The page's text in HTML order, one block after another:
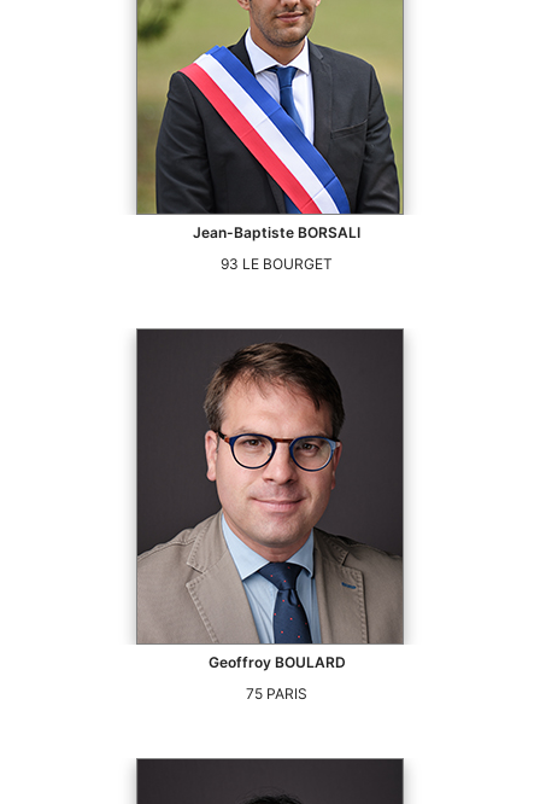
Jean-Baptiste BORSALI
93 LE BOURGET
Geoffroy BOULARD
75 PARIS